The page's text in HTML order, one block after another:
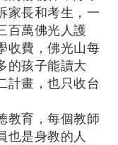
家長和考生，一
百萬佛光人護
收費，佛光山每
的孩子能讀大
計畫，也只收台
教育，每個教師
也是身教的人